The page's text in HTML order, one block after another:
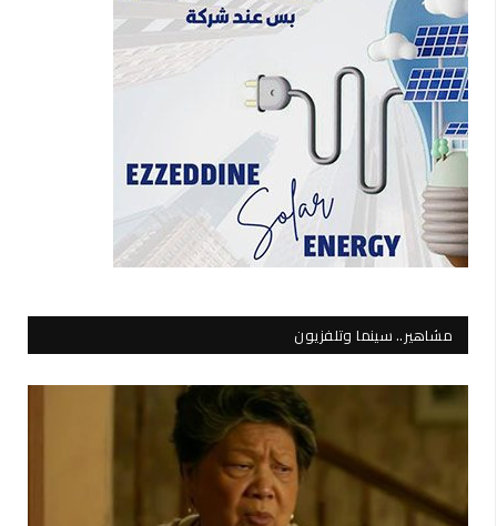
مشاهير.. سينما وتلفزيون